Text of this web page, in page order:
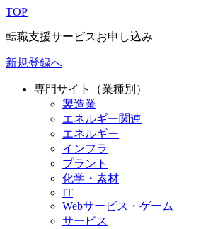
TOP
転職支援サービスお申し込み
新規登録へ
専門サイト（業種別）
製造業
エネルギー関連
エネルギー
インフラ
プラント
化学・素材
IT
Webサービス・ゲーム
サービス